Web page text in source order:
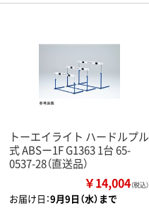
トーエイライト ハードルプル
式 ABSー1F G1363 1台 65-
0537-28（直送品）
￥14,004（税込）
お届け日：9月9日（水）まで